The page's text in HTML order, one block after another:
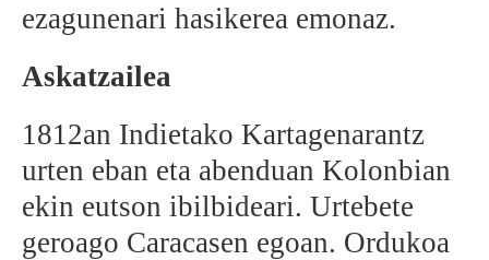
ezagunenari hasikerea emonaz.
Askatzailea
1812an Indietako Kartagenarantz
urten eban eta abenduan Kolonbian
ekin eutson ibilbideari. Urtebete
geroago Caracasen egoan. Ordukoa